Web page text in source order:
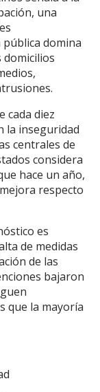
una
pública domina
domicilios
cada diez
la inseguridad
centrales de
considera
hace un año,
respecto
es
de medidas
de las
bajaron
que la mayoría